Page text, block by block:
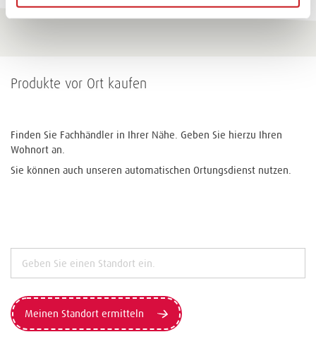
Produkte vor Ort kaufen
Finden Sie Fachhändler in Ihrer Nähe. Geben Sie hierzu Ihren
Wohnort an.
Sie können auch unseren automatischen Ortungsdienst nutzen.
Meinen Standort ermitteln